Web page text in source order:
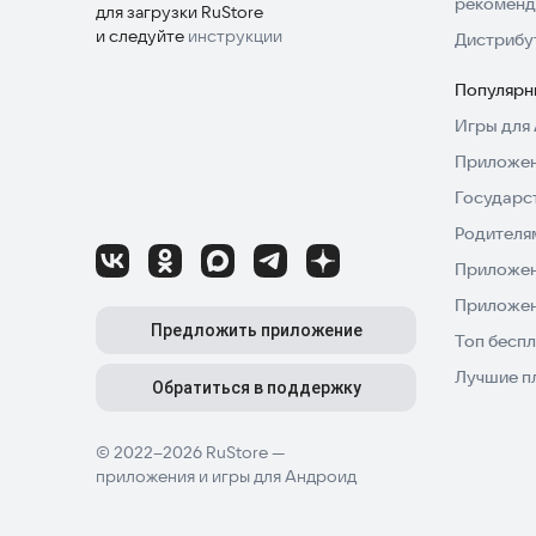
приложение «Займы онлайн — деньги на
именно вашим потребностям.
для загрузки RuStore
и следуйте инструкции
© 2022–2026 RuStore —
приложения и игры для Андроид
Предложить приложение
Обратиться в поддержку
Игры для
Топ
Лучшие